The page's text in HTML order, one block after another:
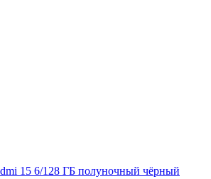
15 6/128 ГБ полуночный чёрный